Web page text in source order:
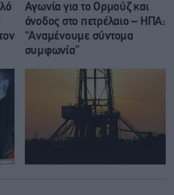
Αγωνία για το Ορμούζ και
άνοδος στο πετρέλαιο – ΗΠΑ:
“Αναμένουμε σύντομα
συμφωνία”